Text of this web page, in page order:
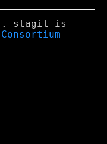
. stagit is